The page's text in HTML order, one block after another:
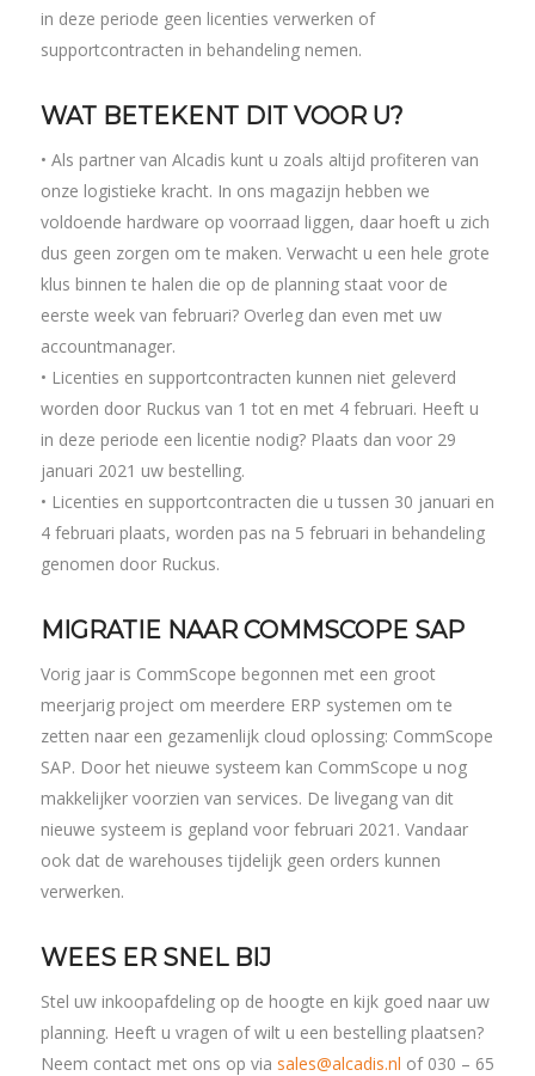
in deze periode geen licenties verwerken of
supportcontracten in behandeling nemen.
WAT BETEKENT DIT VOOR U?
• Als partner van Alcadis kunt u zoals altijd profiteren van
onze logistieke kracht. In ons magazijn hebben we
voldoende hardware op voorraad liggen, daar hoeft u zich
dus geen zorgen om te maken. Verwacht u een hele grote
klus binnen te halen die op de planning staat voor de
eerste week van februari? Overleg dan even met uw
accountmanager.
• Licenties en supportcontracten kunnen niet geleverd
worden door Ruckus van 1 tot en met 4 februari. Heeft u
in deze periode een licentie nodig? Plaats dan voor 29
januari 2021 uw bestelling.
• Licenties en supportcontracten die u tussen 30 januari en
4 februari plaats, worden pas na 5 februari in behandeling
genomen door Ruckus.
MIGRATIE NAAR COMMSCOPE SAP
Vorig jaar is CommScope begonnen met een groot
meerjarig project om meerdere ERP systemen om te
zetten naar een gezamenlijk cloud oplossing: CommScope
SAP. Door het nieuwe systeem kan CommScope u nog
makkelijker voorzien van services. De livegang van dit
nieuwe systeem is gepland voor februari 2021. Vandaar
ook dat de warehouses tijdelijk geen orders kunnen
verwerken.
WEES ER SNEL BIJ
Stel uw inkoopafdeling op de hoogte en kijk goed naar uw
planning. Heeft u vragen of wilt u een bestelling plaatsen?
Neem contact met ons op via sales@alcadis.nl of 030 – 65